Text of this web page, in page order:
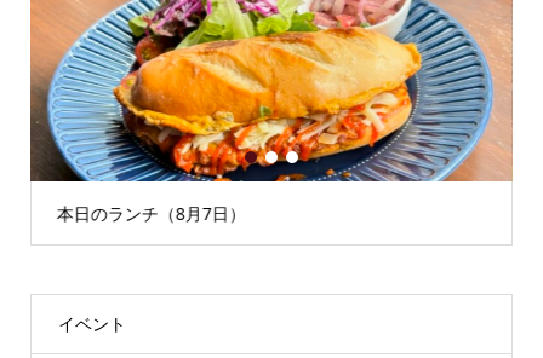
本日のランチ（8月7日）
1 2 3
イベント